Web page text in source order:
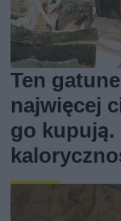
Ten
najwięcej
go kupują.